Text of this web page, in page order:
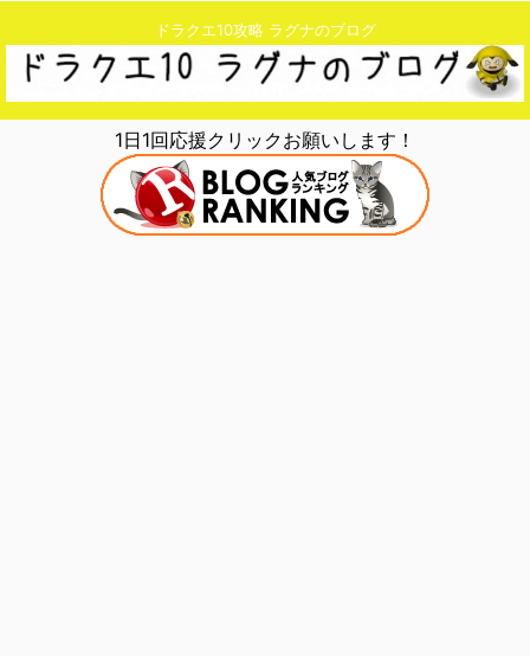
ドラクエ10攻略 ラグナのブログ
1日1回応援クリックお願いします！